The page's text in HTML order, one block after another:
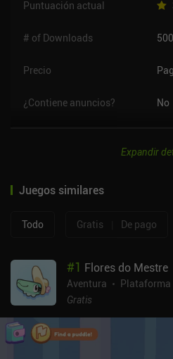
Puntuación actual
# of Downloads
Precio
¿Contiene anuncios? No
Expandir
Juegos similares
Todo Gratis De pago
#1 Flores do Mestre
Aventura
Plataforma
Gratis